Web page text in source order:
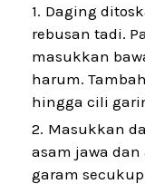
Daging
rebusan tadi.
masukkan
harum.
hingga cili
Masukkan
asam jawa
garam